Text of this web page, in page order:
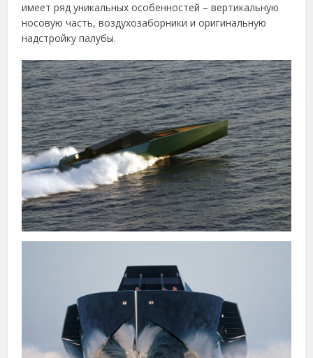
имеет ряд уникальных особенностей – вертикальную
носовую часть, воздухозаборники и оригинальную
надстройку палубы.